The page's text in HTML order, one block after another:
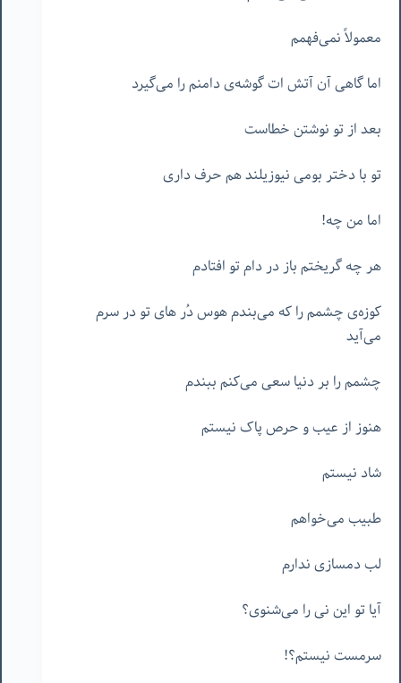
معمولاً نمی‌فهمم
اما گاهی آن آتش ات گوشه‌ی دامنم را می‌گیرد
بعد از تو نوشتن خطاست
تو با دختر بومی نیوزیلند هم حرف داری
اما من چه!
هر چه گریختم باز در دام تو افتادم
کوزه‌ی چشمم را که می‌بندم هوس دُر های تو در سرم
می‌آید
چشمم را بر دنیا سعی می‌کنم ببندم
هنوز از عیب و حرص پاک نیستم
شاد نیستم
طبیب می‌خواهم
لب دمسازی ندارم
آیا تو این نی را می‌شنوی؟
سرمست نیستم؟!